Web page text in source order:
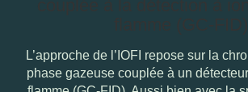
L’approche de l’IOFI repose sur la
phase gazeuse couplée à un